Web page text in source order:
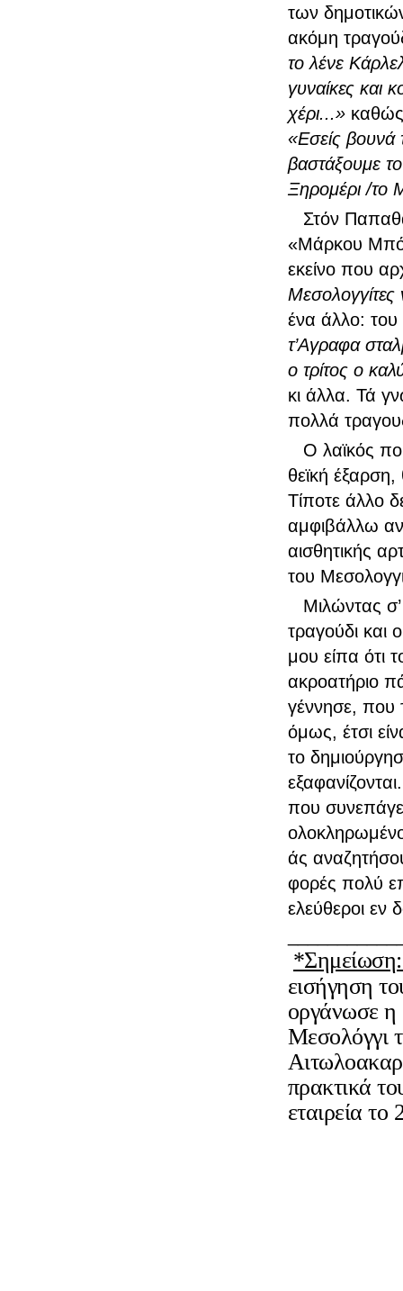
των
ακόμη
το λένε
γυναίκες και
χέρι...»
«Εσείς βουνά
βαστάξουμε
Ξηρομέρι /το
Στόν
«Μάρκου
εκείνο που
ένα άλλο:
τ’Αγραφα
ο τρίτος ο
κι άλλα. Τά
πολλά
Ο λαϊκός
θεϊκή
Τίποτε άλλο
αμφιβάλλω
αισθητικής
του
Μιλώντας
τραγούδι
μου είπα ότι
ακροατήριο
γέννησε, που
όμως, έτσι
το
που
άς
φορές πολύ
ελεύθεροι εν
εισήγηση
οργάνωσε η
Μεσολόγγι
πρακτικά
εταιρεία το